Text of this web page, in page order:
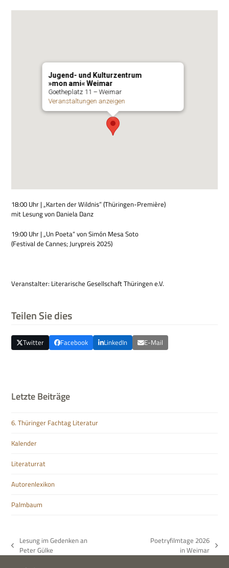
Jugend- und Kulturzentrum
»mon ami« Weimar
Goe­the­platz 11 – Weimar
Ver­an­stal­tun­gen anzeigen
18:00 Uhr | „Kar­ten der Wild­nis” (Thü­rin­gen-Pre­mière)
mit Lesung von Daniela Danz
19:00 Uhr | „Un Poeta“ von Simón Mesa Soto
(Festi­val de Can­nes; Jury­preis 2025)
Ver­an­stal­ter: Lite­ra­ri­sche Gesell­schaft Thü­rin­gen e.V.
Teilen Sie dies
Twitter Facebook LinkedIn E-Mail
Letzte Beiträge
6. Thüringer Fachtag Literatur
Kalender
Literaturrat
Autorenlexikon
Palmbaum
vorheriger
Lesung im Gedenken an
Peter Gülke
Poetryfilmtage 2026
in Weimar